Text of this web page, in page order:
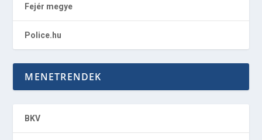
Fejér megye
Police.hu
MENETRENDEK
BKV